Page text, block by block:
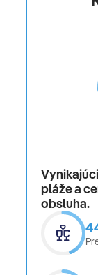
pláže a
obsluha.